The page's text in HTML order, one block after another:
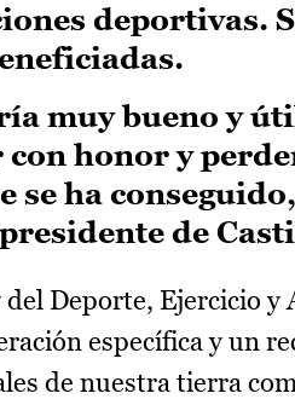
deportivas.
muy bueno y
honor y
se ha
de
Deporte, Ejercicio y
específica y un
de nuestra tierra